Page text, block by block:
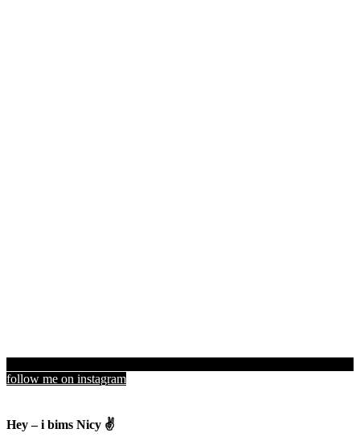
follow me on instagram
Hey – i bims Nicy ✌